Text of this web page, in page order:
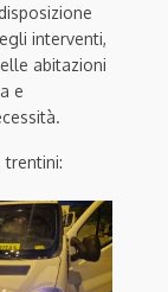
interventi,
abitazioni
e
trentini: